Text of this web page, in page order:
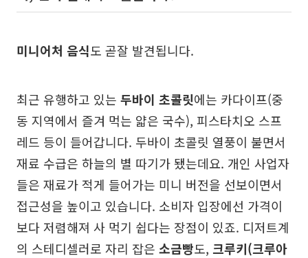
미니어처 음식도 곧잘 발견됩니다.
최근 유행하고 있는 두바이 초콜릿에는 카다이프(중
동 지역에서 즐겨 먹는 얇은 국수), 피스타치오 스프
레드 등이 들어갑니다. 두바이 초콜릿 열풍이 불면서
재료 수급은 하늘의 별 따기가 됐는데요. 개인 사업자
들은 재료가 적게 들어가는 미니 버전을 선보이면서
접근성을 높이고 있습니다. 소비자 입장에선 가격이
보다 저렴해져 사 먹기 쉽다는 장점이 있죠. 디저트계
의 스테디셀러로 자리 잡은 소금빵도, 크루키(크루아